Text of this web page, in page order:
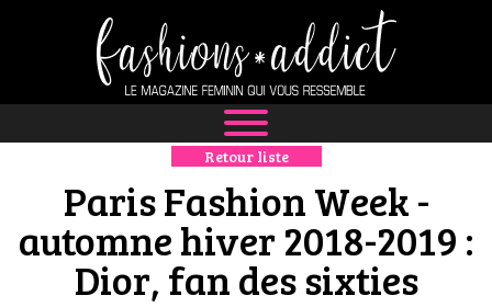
NEWS
MODE
LUXE
Retour liste
Paris Fashion Week -
automne hiver 2018-2019 :
Dior, fan des sixties